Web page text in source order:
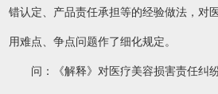
错认定、产品责任承担等的经验做法，对
用难点、争点问题作了细化规定。
问：《解释》对医疗美容损害责任纠